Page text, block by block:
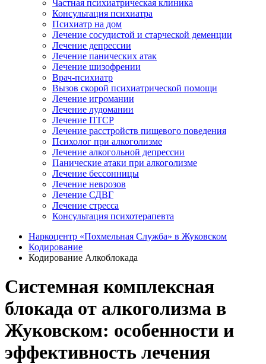
Частная психиатрическая клиника
Консультация психиатра
Психиатр на дом
Лечение сосудистой и старческой деменции
Лечение депрессии
Лечение панических атак
Лечение шизофрении
Врач-психиатр
Вызов скорой психиатрической помощи
Лечение игромании
Лечение лудомании
Лечение ПТСР
Лечение расстройств пищевого поведения
Психолог при алкоголизме
Лечение алкогольной депрессии
Панические атаки при алкоголизме
Лечение бессонницы
Лечение неврозов
Лечение СДВГ
Лечение стресса
Консультация психотерапевта
Наркоцентр «Похмельная Служба» в Жуковском
Кодирование
Кодирование Алкоблокада
Системная комплексная
блокада от алкоголизма в
Жуковском: особенности и
эффективность лечения